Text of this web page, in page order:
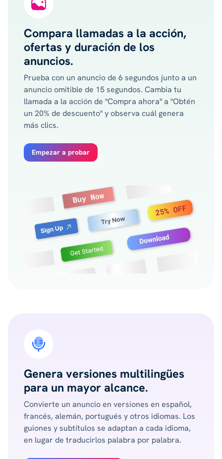
Compara llamadas a la acción,
ofertas y duración de los
anuncios.
Prueba con un anuncio de 6 segundos junto a un
anuncio omitible de 15 segundos. Cambia tu
llamada a la acción de "Compra ahora" a "Obtén
un 20% de descuento" y observa cuál genera
más clics.
Empezar a probar
Genera versiones multilingües
para un mayor alcance.
Convierte un anuncio en versiones en español,
francés, alemán, portugués y otros idiomas. Los
guiones y subtítulos se adaptan a cada idioma,
en lugar de traducirlos palabra por palabra.